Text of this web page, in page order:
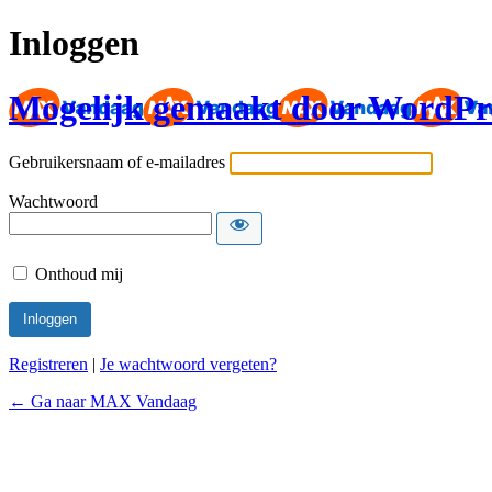
Inloggen
Mogelijk gemaakt door
Gebruikersnaam of e-mailadres
Wachtwoord
Onthoud mij
Registreren | Je wachtwoord vergeten?
← Ga naar MAX Vandaag